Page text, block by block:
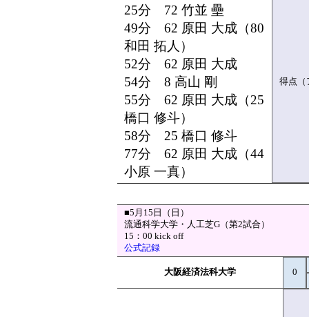
25分 72 竹並 壘
49分 62 原田 大成（80
和田 拓人）
52分 62 原田 大成
54分 8 高山 剛
55分 62 原田 大成（25
橋口 修斗）
58分 25 橋口 修斗
77分 62 原田 大成（44
小原 一真）
得点（
■5月15日（日）
流通科学大学・人工芝G（第2試合）
15：00 kick off
公式記録
大阪経済法科大学 0